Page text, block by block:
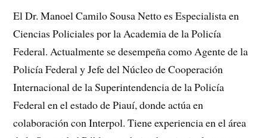
El Dr. Manoel Camilo Sousa Netto es Especialista en
Ciencias Policiales por la Academia de la Policía
Federal. Actualmente se desempeña como Agente de la
Policía Federal y Jefe del Núcleo de Cooperación
Internacional de la Superintendencia de la Policía
Federal en el estado de Piauí, donde actúa en
colaboración con Interpol. Tiene experiencia en el área